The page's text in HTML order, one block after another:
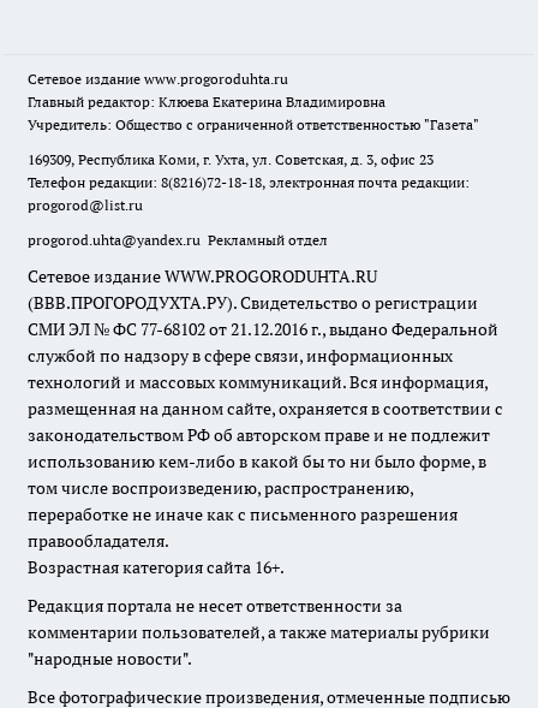
Сетевое издание www.progoroduhta.ru
Главный редактор: Клюева Екатерина Владимировна
Учредитель: Общество с ограниченной ответственностью "Газета"
169309, Республика Коми, г. Ухта, ул. Советская, д. 3, офис 23
Телефон редакции: 8(8216)72-18-18, электронная почта редакции:
progorod@list.ru
progorod.uhta@yandex.ru Рекламный отдел
Сетевое издание WWW.PROGORODUHTA.RU
(ВВВ.ПРОГОРОДУХТА.РУ). Свидетельство о регистрации
СМИ ЭЛ № ФС 77-68102 от 21.12.2016 г., выдано Федеральной
службой по надзору в сфере связи, информационных
технологий и массовых коммуникаций. Вся информация,
размещенная на данном сайте, охраняется в соответствии с
законодательством РФ об авторском праве и не подлежит
использованию кем-либо в какой бы то ни было форме, в
том числе воспроизведению, распространению,
переработке не иначе как с письменного разрешения
правообладателя.
Возрастная категория сайта 16+.
Редакция портала не несет ответственности за
комментарии пользователей, а также материалы рубрики
"народные новости".
Все фотографические произведения, отмеченные подписью